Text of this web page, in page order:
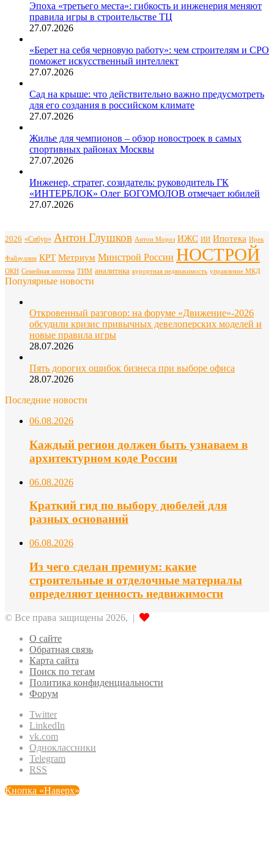
Эпоха «третьего места»: гибкость и инженерия меняют
правила игры в строительстве ТЦ
27.07.2026
«Берет на себя черновую работу»: чем строителям и СРО
поможет искусственный интеллект
27.07.2026
Сад на крыше: что действительно важно предусмотреть
для его создания в российском климате
27.07.2026
Жилье для чемпионов – обзор новостроек в самых
спортивных районах Москвы
27.07.2026
Инженер, стратег, созидатель: руководитель ГК
«ИНТЕРБЛОК» Олег БОГОМОЛОВ отмечает юбилей
27.07.2026
2026 «Сибур» Антон Глушков Антон Мороз ИЖС ИИ Ипотека Ирек
Файзуллин КРТ Метриум Минстрой России НОСТРОЙ
ОКН Семейная ипотека ТИМ аналитика курортная недвижимость управление МКД
Популярные новости
Откровенный разговор: на форуме «Движение»-2026
обсудили кризис привычных девелоперских моделей и
новые правила игры
28.07.2026
Пять дорогих ошибок бизнеса при выборе офиса
28.07.2026
Последние новости
06.08.2026
Каждый регион должен быть узнаваем в
архитектурном коде России
06.08.2026
Краткий гид по выбору дюбелей для
разных оснований
06.08.2026
Из чего сделан премиум: какие
строительные и отделочные материалы
определяют ценность недвижимости
© Все права защищены 2026, |
О сайте
Обратная связь
Карта сайта
Поиск по тегам
Политика конфиденциальности
Форум
Twitter
LinkedIn
vk.com
Одноклассники
Telegram
RSS
Кнопка «Наверх»